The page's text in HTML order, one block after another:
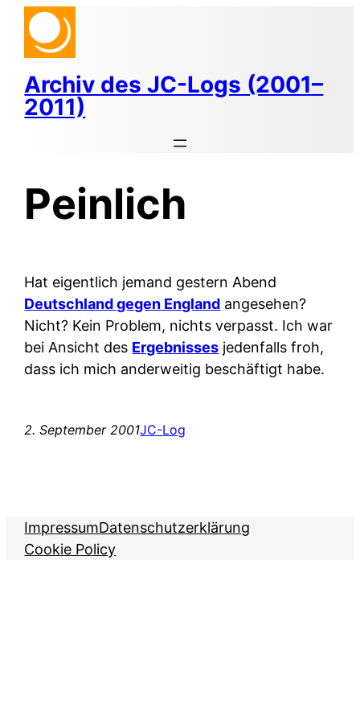
Zum
Inhalt
springen
Archiv des JC-Logs (2001–
2011)
Peinlich
Hat eigentlich jemand gestern Abend
Deutschland gegen England angesehen?
Nicht? Kein Problem, nichts verpasst. Ich war
bei Ansicht des Ergebnisses jedenfalls froh,
dass ich mich anderweitig beschäftigt habe.
2. September 2001JC-Log
ImpressumDatenschutzerklärung
Cookie Policy